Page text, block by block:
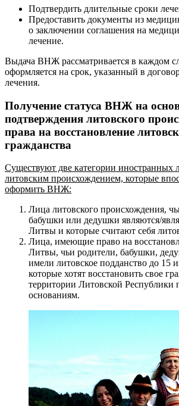
Подтвердить длительные сроки
Предоставить документы из
о заключении соглашения на
лечение.
Выдача ВНЖ рассматривается в каждом
оформляется на срок, указанный в
лечения.
Получение статуса ВНЖ на
подтверждения литовского
права на восстановление
гражданства
Существуют две категории иностранных
литовским происхождением, которые
оформить ВНЖ:
Лица литовского происхождения,
бабушки или дедушки являются/
Литвы и которые считают себя
Лица, имеющие право на
Литвы, чьи родители, бабушки,
имели литовское подданство до 15
которые хотят восстановить свое
территории Литовской Республики
основаниям.